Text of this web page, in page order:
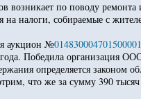
возникает по поводу
на налоги, собираемые с
аукцион №
Победила организация
определяется законом
что же за сумму 390